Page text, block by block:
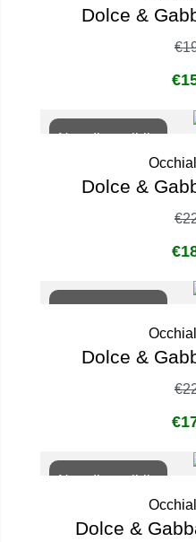
Dolce &
€
€
Non disponibile
Dolce &
€
€
Dolce &
€
€
Dolce &